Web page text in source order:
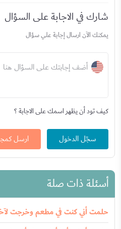
شارك في الاجابة على السؤال
يمكنك الآن ارسال إجابة علي سؤال
أضف إجابتك على السؤال هنا
كيف تود أن يظهر اسمك على الاجابة ؟
سجّل الدخول ارسل
أسئلة ذات صلة
حلمت أني كنت في مطعم وخرجت